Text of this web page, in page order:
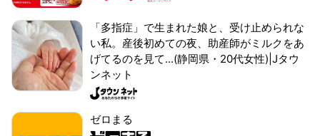
「多指症」で生まれた娘と、受け止められな
い私。産後初めての夜、助産師がミルクをあ
げてるのを見て...(静岡県・20代女性)|Jタウ
ンネット
ゼロまる